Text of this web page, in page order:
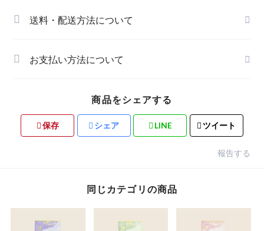
送料・配送方法について
お支払い方法について
商品をシェアする
保存 シェア LINE ツイート
報告する
同じカテゴリの商品